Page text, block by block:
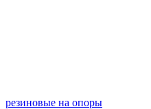
резиновые на опоры